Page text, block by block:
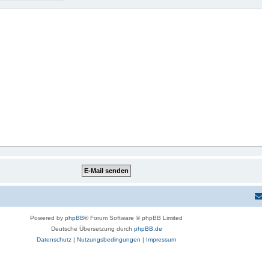
Powered by phpBB® Forum Software © phpBB Limited
Deutsche Übersetzung durch phpBB.de
Datenschutz | Nutzungsbedingungen | Impressum